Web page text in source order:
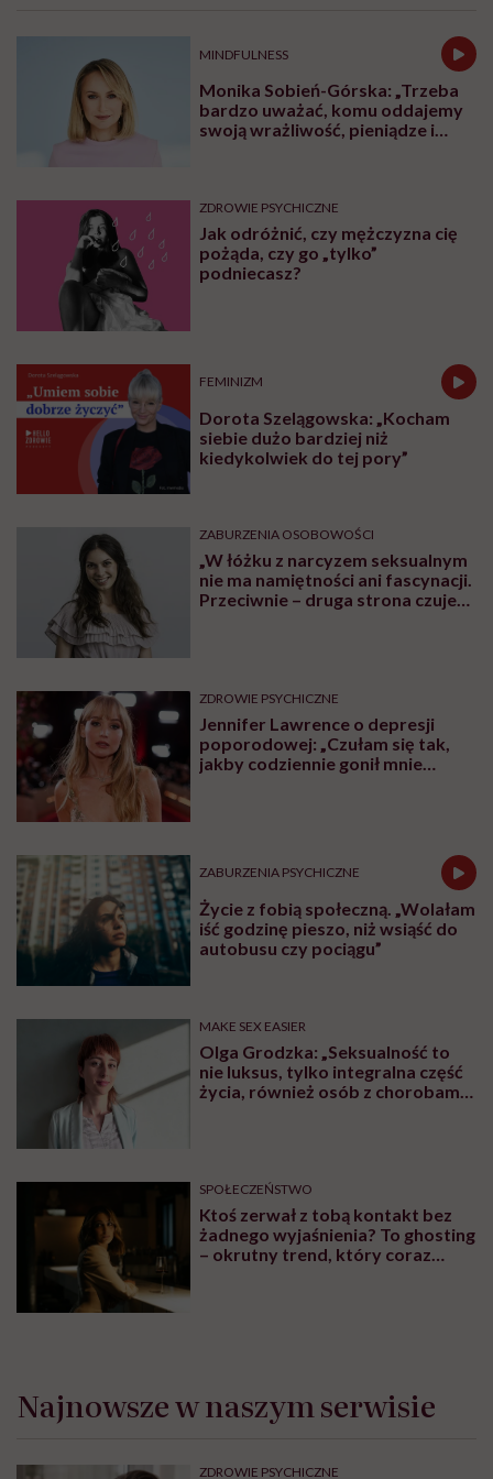
urojeniach,
leczeniu
psychiatrycznym
sporych
MINDFULNESS
Monika Sobień-Górska: „Trzeba
bardzo uważać, komu oddajemy
swoją wrażliwość, pieniądze i
ZDROWIE PSYCHICZNE
Jak odróżnić, czy mężczyzna cię
pożąda, czy go „tylko”
podniecasz?
FEMINIZM
Dorota Szelągowska: „Kocham
siebie dużo bardziej niż
kiedykolwiek do tej pory”
ZABURZENIA OSOBOWOŚCI
„W łóżku z narcyzem seksualnym
nie ma namiętności ani fascynacji.
Przeciwnie – druga strona czuje
ZDROWIE PSYCHICZNE
Jennifer Lawrence o depresji
poporodowej: „Czułam się tak,
jakby codziennie gonił mnie
ZABURZENIA PSYCHICZNE
Życie z fobią społeczną. „Wolałam
iść godzinę pieszo, niż wsiąść do
autobusu czy pociągu”
MAKE SEX EASIER
Olga Grodzka: „Seksualność to
nie luksus, tylko integralna część
życia, również osób z chorobami
SPOŁECZEŃSTWO
Ktoś zerwał z tobą kontakt bez
żadnego wyjaśnienia? To ghosting
– okrutny trend, który coraz
Najnowsze w naszym serwisie
ZDROWIE PSYCHICZNE